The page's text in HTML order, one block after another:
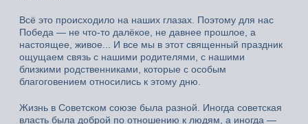
Всё это происходило на наших глазах. Поэтому для нас
Победа — не что-то далёкое, не давнее прошлое, а
настоящее, живое... И все мы в этот священный праздник
ощущаем связь с нашими родителями, с нашими
близкими родственниками, которые с особым
благоговением относились к этому дню.
Жизнь в Советском союзе была разной. Иногда советская
власть была доброй по отношению к людям, а иногда —